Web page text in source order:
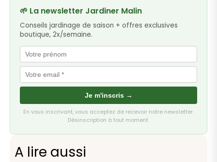
🌱 La newsletter Jardiner Malin
Conseils jardinage de saison + offres exclusives
boutique, 2x/semaine.
Je m'inscris →
En vous inscrivant, vous acceptez de recevoir notre newsletter.
Désinscription à tout moment.
A lire aussi